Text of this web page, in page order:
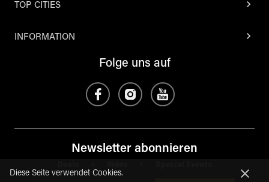
TOP CITIES
INFORMATION
Folge uns auf
Newsletter abonnieren
Diese Seite verwendet Cookies.